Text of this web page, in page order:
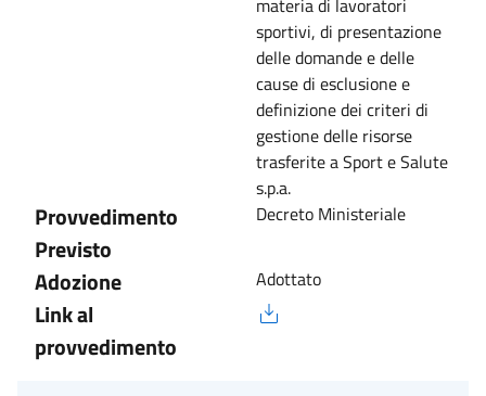
materia di lavoratori
sportivi, di presentazione
delle domande e delle
cause di esclusione e
definizione dei criteri di
gestione delle risorse
trasferite a Sport e Salute
s.p.a.
Provvedimento
Previsto
Decreto Ministeriale
Adozione Adottato
Link al
provvedimento